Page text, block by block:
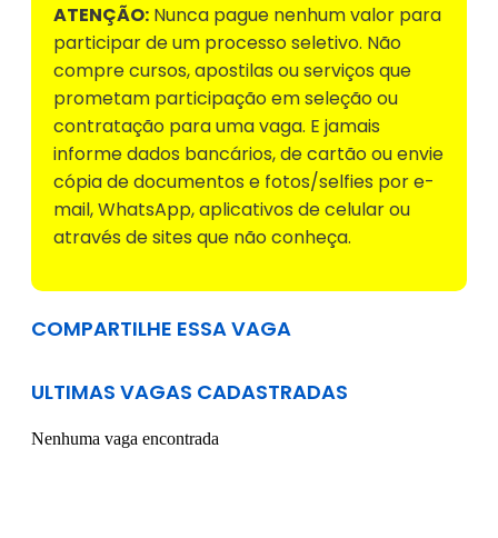
ATENÇÃO: Nunca pague nenhum valor para
participar de um processo seletivo. Não
compre cursos, apostilas ou serviços que
prometam participação em seleção ou
contratação para uma vaga. E jamais
informe dados bancários, de cartão ou envie
cópia de documentos e fotos/selfies por e-
mail, WhatsApp, aplicativos de celular ou
através de sites que não conheça.
COMPARTILHE ESSA VAGA
ULTIMAS VAGAS CADASTRADAS
Nenhuma vaga encontrada